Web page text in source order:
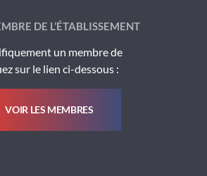
DE L’ÉTABLISSEMENT
un membre de
sur le lien ci-dessous :
VOIR LES MEMBRES